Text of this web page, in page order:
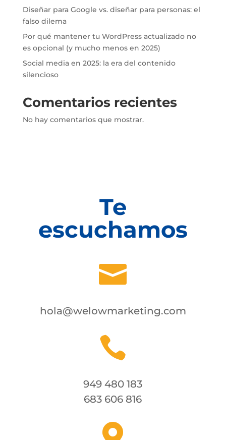
Diseñar para Google vs. diseñar para personas: el
falso dilema
Por qué mantener tu WordPress actualizado no
es opcional (y mucho menos en 2025)
Social media en 2025: la era del contenido
silencioso
Comentarios recientes
No hay comentarios que mostrar.
Te
escuchamos

hola@welowmarketing.com

949 480 183
683 606 816